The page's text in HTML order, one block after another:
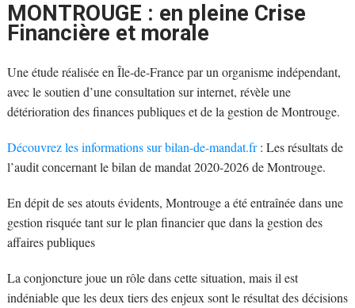
MONTROUGE : en pleine Crise
Financière et morale
Une étude réalisée en Île-de-France par un organisme indépendant,
avec le soutien d’une consultation sur internet, révèle une
détérioration des finances publiques et de la gestion de Montrouge.
Découvrez les informations sur bilan-de-mandat.fr: Les résultats de
l’audit concernant le bilan de mandat 2020-2026 de Montrouge.
En dépit de ses atouts évidents, Montrouge a été entraînée dans une
gestion risquée tant sur le plan financier que dans la gestion des
affaires publiques
La conjoncture joue un rôle dans cette situation, mais il est
indéniable que les deux tiers des enjeux sont le résultat des décisions